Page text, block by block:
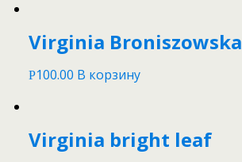
Virginia Broniszowska
Р100.00 В корзину
Virginia bright leaf